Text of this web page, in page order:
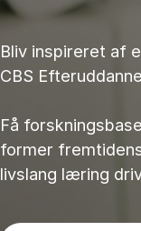
Bliv inspireret af
CBS
Få
former
livslang læring